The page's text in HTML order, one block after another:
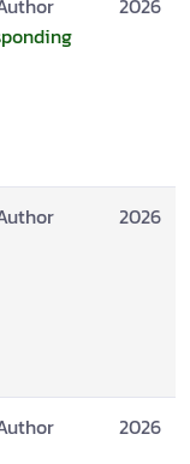
2026
2026
2026